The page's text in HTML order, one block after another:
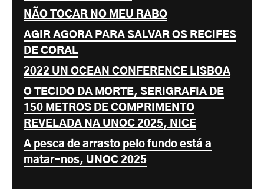
NÃO TOCAR NO MEU RABO
AGIR AGORA PARA SALVAR OS RECIFES
DE CORAL
2022 UN OCEAN CONFERENCE LISBOA
O TECIDO DA MORTE, SERIGRAFIA DE
150 METROS DE COMPRIMENTO
REVELADA NA UNOC 2025, NICE
A pesca de arrasto pelo fundo está a
matar-nos, UNOC 2025